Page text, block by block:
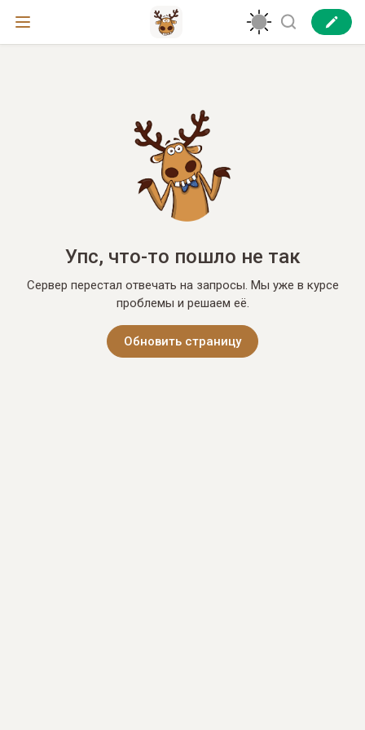
Упс, что-то пошло не так
Сервер перестал отвечать на запросы. Мы уже в курсе
проблемы и решаем её.
Обновить страницу